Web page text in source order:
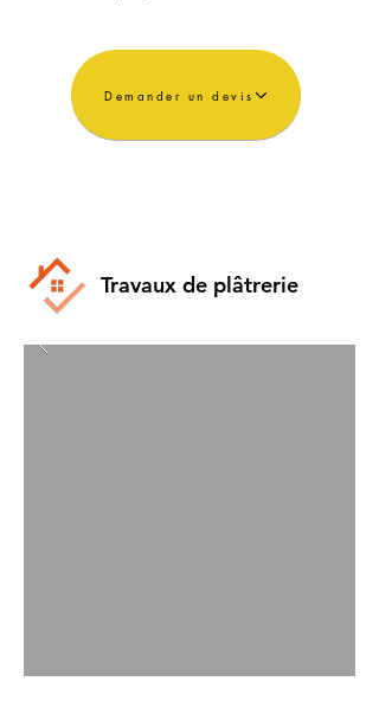
Demander un devis
Travaux de plâtrerie